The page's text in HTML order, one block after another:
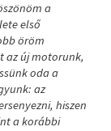
a
első
öröm
az új motorunk,
oda a
az
hiszen
a korábbi